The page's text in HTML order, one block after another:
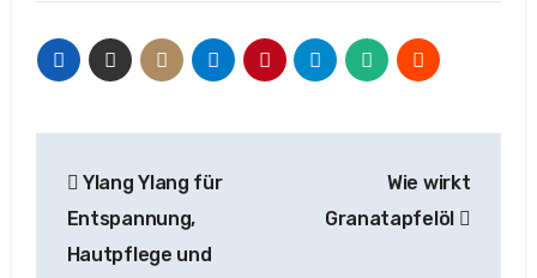
Ylang Ylang für
Entspannung,
Hautpflege und
Wie wirkt
Granatapfelöl